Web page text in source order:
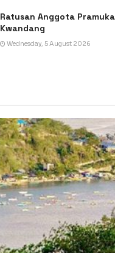
Ratusan Anggota
Kwandang
Wednesday, 5 August 2026